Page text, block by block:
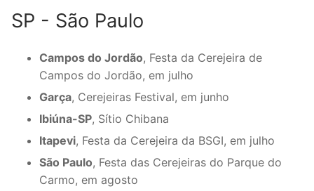
SP - São Paulo
Campos do Jordão, Festa da Cerejeira de
Campos do Jordão, em julho
Garça, Cerejeiras Festival, em junho
Ibiúna-SP, Sítio Chibana
Itapevi, Festa da Cerejeira da BSGI, em julho
São Paulo, Festa das Cerejeiras do Parque do
Carmo, em agosto